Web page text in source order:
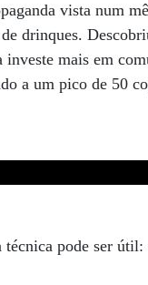
vista num
drinques.
investe mais em
a um pico de 50
pode ser útil: